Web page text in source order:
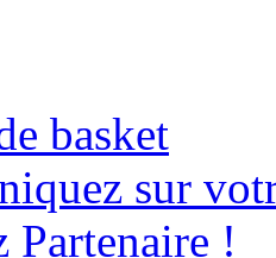
basket
sur
Partenaire !